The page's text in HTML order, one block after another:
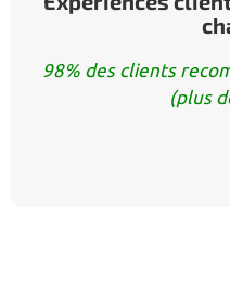
98% des clients
(plus